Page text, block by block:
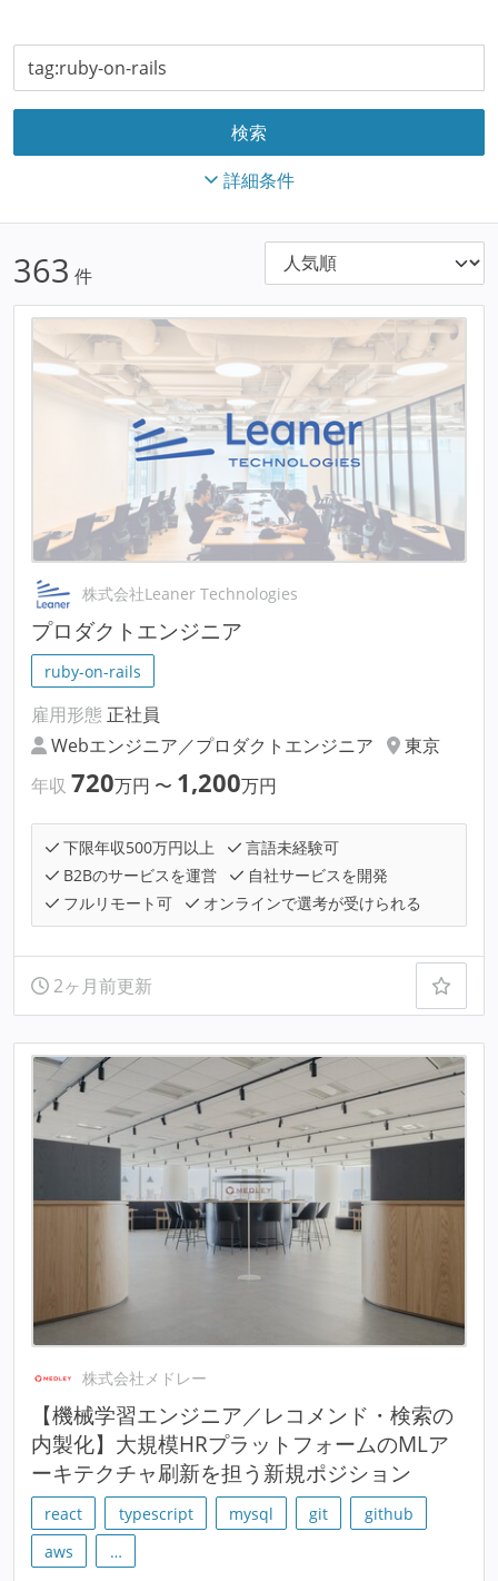
詳細条件
363 件
株式会社Leaner Technologies
プロダクトエンジニア
ruby-on-rails
雇用形態 正社員
Webエンジニア／プロダクトエンジニア
東京
年収 720万円 〜 1,200万円
下限年収500万円以上
言語未経験可
B2Bのサービスを運営
自社サービスを開発
フルリモート可
オンラインで選考が受けられる
2ヶ月前更新
株式会社メドレー
【機械学習エンジニア／レコメンド・検索の
内製化】大規模HRプラットフォームのMLア
ーキテクチャ刷新を担う新規ポジション
react typescript mysql git
github
aws
…